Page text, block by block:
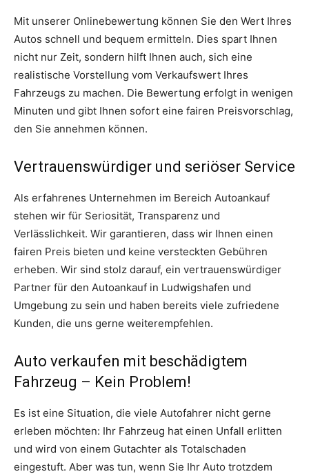
Mit unserer Onlinebewertung können Sie den Wert Ihres
Autos schnell und bequem ermitteln. Dies spart Ihnen
nicht nur Zeit, sondern hilft Ihnen auch, sich eine
realistische Vorstellung vom Verkaufswert Ihres
Fahrzeugs zu machen. Die Bewertung erfolgt in wenigen
Minuten und gibt Ihnen sofort eine fairen Preisvorschlag,
den Sie annehmen können.
Vertrauenswürdiger und seriöser Service
Als erfahrenes Unternehmen im Bereich Autoankauf
stehen wir für Seriosität, Transparenz und
Verlässlichkeit. Wir garantieren, dass wir Ihnen einen
fairen Preis bieten und keine versteckten Gebühren
erheben. Wir sind stolz darauf, ein vertrauenswürdiger
Partner für den Autoankauf in Ludwigshafen und
Umgebung zu sein und haben bereits viele zufriedene
Kunden, die uns gerne weiterempfehlen.
Auto verkaufen mit beschädigtem
Fahrzeug – Kein Problem!
Es ist eine Situation, die viele Autofahrer nicht gerne
erleben möchten: Ihr Fahrzeug hat einen Unfall erlitten
und wird von einem Gutachter als Totalschaden
eingestuft. Aber was tun, wenn Sie Ihr Auto trotzdem